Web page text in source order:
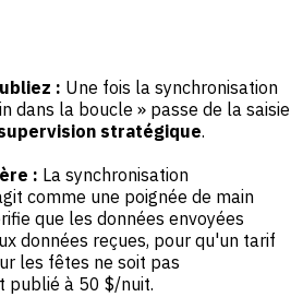
: Une fois la synchronisation
dans la boucle » passe de la saisie
stratégique.
: La synchronisation
comme une poignée de main
que les données envoyées
données reçues, pour qu'un tarif
les fêtes ne soit pas
publié à 50 $/nuit.